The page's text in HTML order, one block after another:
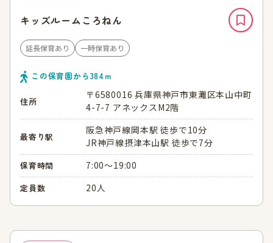
キッズルームころねん
延長保育あり 一時保育あり
この保育園から384 ｍ
住所
〒6580016 兵庫県神戸市東灘区本山中町
4-7-7 アネックスM2階
最寄り駅
阪急神戸線岡本駅 徒歩で10分
JR神戸線摂津本山駅 徒歩で7分
保育時間 7:00～19:00
定員数 20人